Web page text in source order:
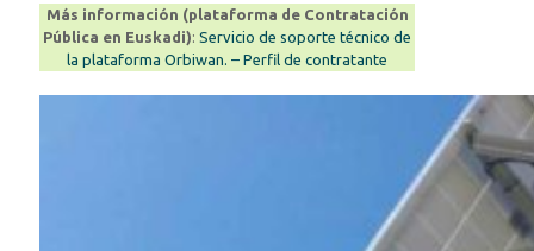
Más información (plataforma de Contratación
Pública en Euskadi): Servicio de soporte técnico de
la plataforma Orbiwan. – Perfil de contratante